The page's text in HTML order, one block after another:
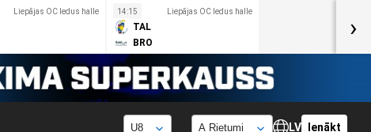
Liepājas OC ledus halle 14:15 Liepājas OC ledus halle
TAL
BRO
›
LV Ienākt